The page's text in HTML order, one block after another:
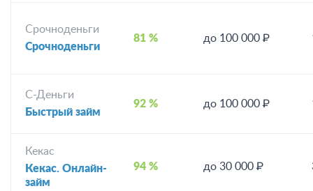
Срочноденьги
Срочноденьги
81 % до 100 000 ₽
С-Деньги
Быстрый займ
92 % до 100 000 ₽
Кекас
Кекас. Онлайн-
займ
94 % до 30 000 ₽